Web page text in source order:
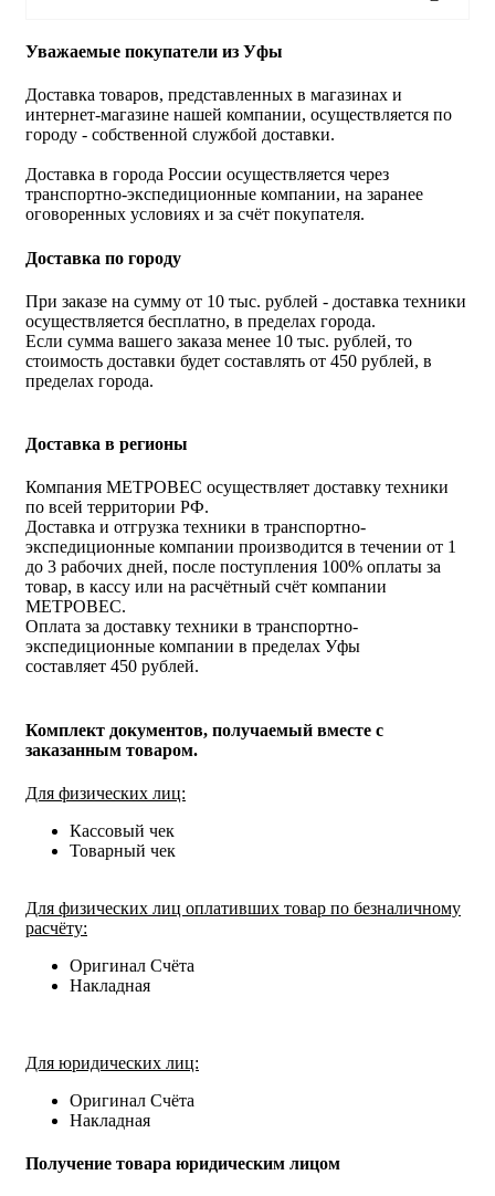
Уважаемые покупатели из Уфы
Доставка товаров, представленных в магазинах и
интернет-магазине нашей компании, осуществляется по
городу - собственной службой доставки.
Доставка в города России осуществляется через
транспортно-экспедиционные компании, на заранее
оговоренных условиях и за счёт покупателя.
Доставка по городу
При заказе на сумму от 10 тыс. рублей - доставка техники
осуществляется бесплатно, в пределах города.
Если сумма вашего заказа менее 10 тыс. рублей, то
стоимость доставки будет составлять от 450 рублей, в
пределах города.
Доставка в регионы
Компания МЕТРОВЕС осуществляет доставку техники
по всей территории РФ.
Доставка и отгрузка техники в транспортно-
экспедиционные компании производится в течении от 1
до 3 рабочих дней, после поступления 100% оплаты за
товар, в кассу или на расчётный счёт компании
МЕТРОВЕС.
Оплата за доставку техники в транспортно-
экспедиционные компании в пределах Уфы
составляет 450 рублей.
Комплект документов, получаемый вместе с
заказанным товаром.
Для физических лиц:
Кассовый чек
Товарный чек
Для физических лиц оплативших товар по безналичному
расчёту:
Оригинал Счёта
Накладная
Для юридических лиц:
Оригинал Счёта
Накладная
Получение товара юридическим лицом